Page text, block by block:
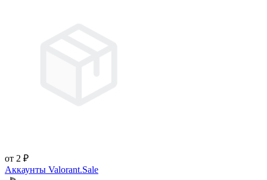
от 2 ₽
Аккаунты Valorant.Sale